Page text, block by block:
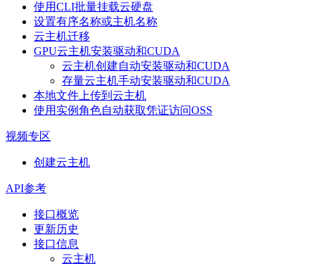
使用CLI批量挂载云硬盘
设置有序名称或主机名称
云主机迁移
GPU云主机安装驱动和CUDA
云主机创建自动安装驱动和CUDA
存量云主机手动安装驱动和CUDA
本地文件上传到云主机
使用实例角色自动获取凭证访问OSS
视频专区
创建云主机
API参考
接口概览
更新历史
接口信息
云主机